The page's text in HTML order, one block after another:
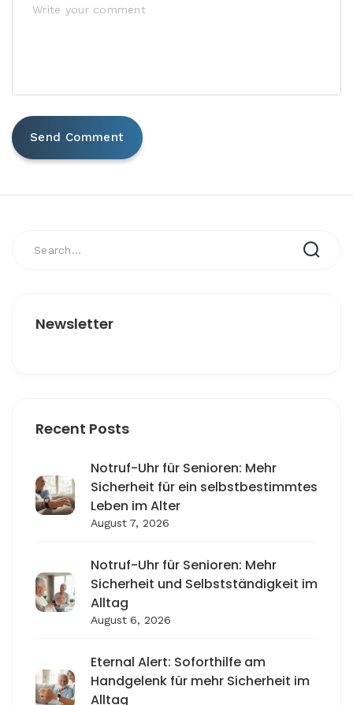
Newsletter
Recent Posts
Notruf-Uhr für Senioren: Mehr
Sicherheit für ein selbstbestimmtes
Leben im Alter
August 7, 2026
Notruf-Uhr für Senioren: Mehr
Sicherheit und Selbstständigkeit im
Alltag
August 6, 2026
Eternal Alert: Soforthilfe am
Handgelenk für mehr Sicherheit im
Alltag